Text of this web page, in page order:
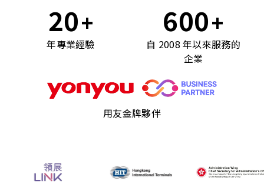
20+
年專業經驗
600+
自 2008 年以來服務的
企業
用友金牌夥伴